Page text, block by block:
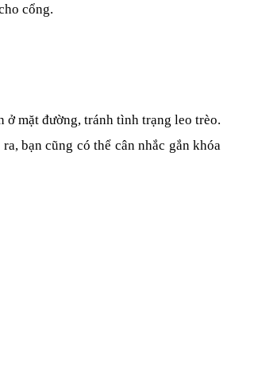
cổng.
ở mặt đường, tránh tình trạng leo trèo.
bạn cũng có thể cân nhắc gắn khóa